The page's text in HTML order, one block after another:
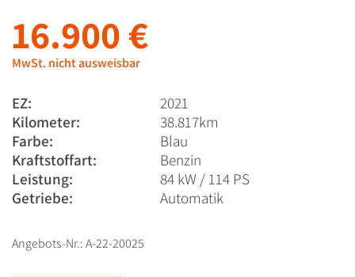
16.900 €
MwSt. nicht ausweisbar
EZ:
2021
Kilometer:
38.817km
Farbe:
Blau
Kraftstoffart:
Benzin
Leistung:
84 kW / 114 PS
Getriebe:
Automatik
Angebots-Nr.: A-22-20025